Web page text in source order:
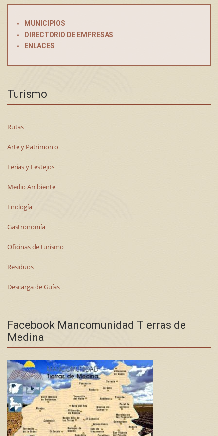
MUNICIPIOS
DIRECTORIO DE EMPRESAS
ENLACES
Turismo
Rutas
Arte y Patrimonio
Ferias y Festejos
Medio Ambiente
Enología
Gastronomía
Oficinas de turismo
Residuos
Descarga de Guías
Facebook Mancomunidad Tierras de
Medina